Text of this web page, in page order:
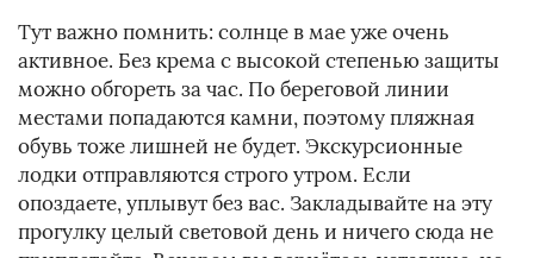
Тут важно помнить: солнце в мае уже очень
активное. Без крема с высокой степенью защиты
можно обгореть за час. По береговой линии
местами попадаются камни, поэтому пляжная
обувь тоже лишней не будет. Экскурсионные
лодки отправляются строго утром. Если
опоздаете, уплывут без вас. Закладывайте на эту
прогулку целый световой день и ничего сюда не